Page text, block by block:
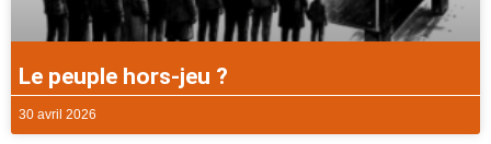
Le peuple hors-jeu ?
30 avril 2026